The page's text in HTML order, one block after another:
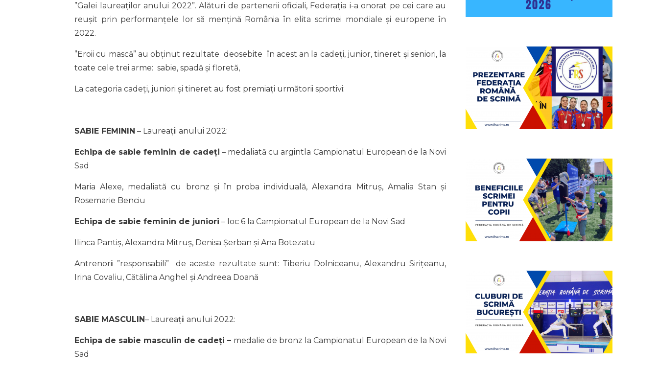
”Galei laureaților anului 2022”. Alături de partenerii oficiali, Federația i-a onorat pe cei care au
reușit prin performanțele lor să mențină România în elita scrimei mondiale și europene în
2022.
”Eroii cu mască” au obținut rezultate deosebite în acest an la cadeți, junior, tineret și seniori, la
toate cele trei arme: sabie, spadă și floretă,
La categoria cadeți, juniori și tineret au fost premiați următorii sportivi:
SABIE FEMININ – Laureații anului 2022:
Echipa de sabie feminin de cadeți – medaliată cu argintla Campionatul European de la Novi
Sad
Maria Alexe, medaliată cu bronz și în proba individuală, Alexandra Mitruș, Amalia Stan și
Rosemarie Benciu
Echipa de sabie feminin de juniori – loc 6 la Campionatul European de la Novi Sad
Ilinca Pantiș, Alexandra Mitruș, Denisa Șerban și Ana Botezatu
Antrenorii ”responsabili” de aceste rezultate sunt: Tiberiu Dolniceanu, Alexandru Sirițeanu,
Irina Covaliu, Cătălina Anghel și Andreea Doană
SABIE MASCULIN– Laureații anului 2022:
Echipa de sabie masculin de cadeți – medalie de bronz la Campionatul European de la Novi
Sad